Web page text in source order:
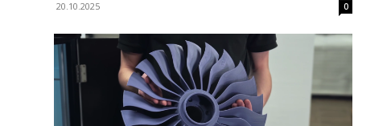
20.10.2025 0